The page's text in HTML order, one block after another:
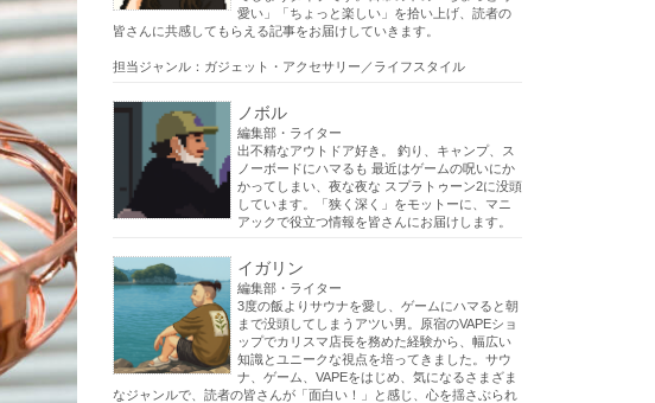
愛い」「ちょっと楽しい」を拾い上げ、読者の
皆さんに共感してもらえる記事をお届けしていきます。
担当ジャンル：ガジェット・アクセサリー／ライフスタイル
ノボル
編集部・ライター
出不精なアウトドア好き。 釣り、キャンプ、ス
ノーボードにハマるも 最近はゲームの呪いにか
かってしまい、夜な夜な スプラトゥーン2に没頭
しています。「狭く深く」をモットーに、マニ
アックで役立つ情報を皆さんにお届けします。
イガリン
編集部・ライター
3度の飯よりサウナを愛し、ゲームにハマると朝
まで没頭してしまうアツい男。原宿のVAPEショ
ップでカリスマ店長を務めた経験から、幅広い
知識とユニークな視点を培ってきました。サウ
ナ、ゲーム、VAPEをはじめ、気になるさまざま
なジャンルで、読者の皆さんが「面白い！」と感じ、心を揺さぶられ